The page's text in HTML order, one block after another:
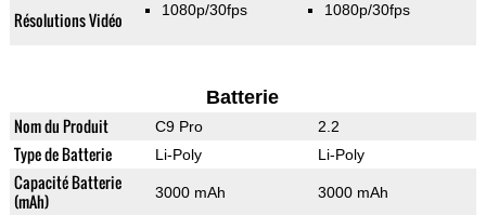
Résolutions Vidéo 1080p/30fps 1080p/30fps
Batterie
Nom du Produit C9 Pro 2.2
Type de Batterie Li-Poly Li-Poly
Capacité Batterie
(mAh)
3000 mAh 3000 mAh